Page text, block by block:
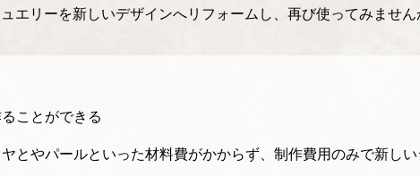
エリーを新しいデザインへリフォームし、再び使ってみません
ことができる
とやパールといった材料費がかからず、制作費用のみで新しい